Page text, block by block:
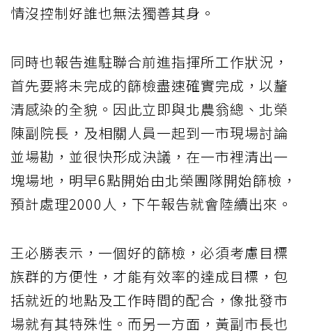
情沒控制好誰也無法獨善其身。
同時也報告進駐聯合前進指揮所工作狀況，
首先要將未完成的篩檢盡速確實完成，以釐
清感染的全貌。因此立即與北農翁總、北榮
陳副院長，及相關人員一起到一市現場討論
並場勘，並很快形成決議，在一市裡清出一
塊場地，明早6點開始由北榮團隊開始篩檢，
預計處理2000人，下午報告就會陸續出來。
王必勝表示，一個好的篩檢，必須考慮目標
族群的方便性，才能有效率的達成目標，包
括就近的地點及工作時間的配合，像批發市
場就有其特殊性。而另一方面，黃副市長也